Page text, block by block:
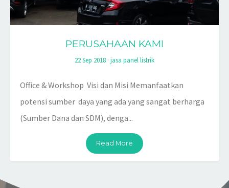
PERUSAHAAN KAMI
22 Sep 2018 · jasa panel listrik
Office & Workshop Visi dan Misi Memanfaatkan
potensi sumber daya yang ada yang sangat berharga
(Sumber Dana dan SDM), denga...
Read More